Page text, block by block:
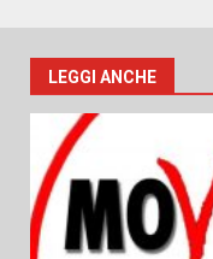
LEGGI ANCHE